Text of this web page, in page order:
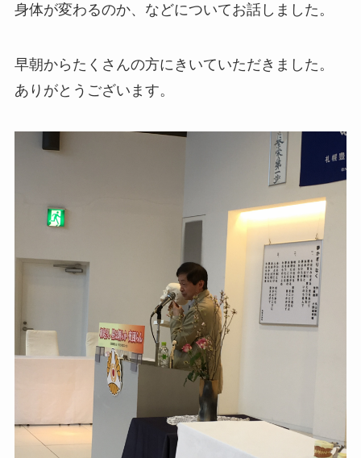
身体が変わるのか、などについてお話しました。
早朝からたくさんの方にきいていただきました。
ありがとうございます。